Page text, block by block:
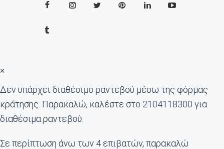
×
Δεν υπάρχει διαθέσιμο ραντεβού μέσω της φόρμας
κράτησης. Παρακαλώ, καλέστε στο 2104118300 για
διαθέσιμα ραντεβού.
Σε περίπτωση άνω των 4 επιβατών, παρακαλώ